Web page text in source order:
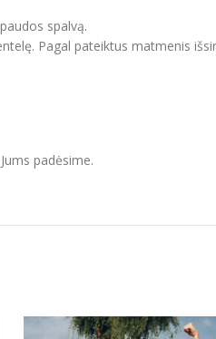
spalvą.
Pagal pateiktus matmenis
padėsime.